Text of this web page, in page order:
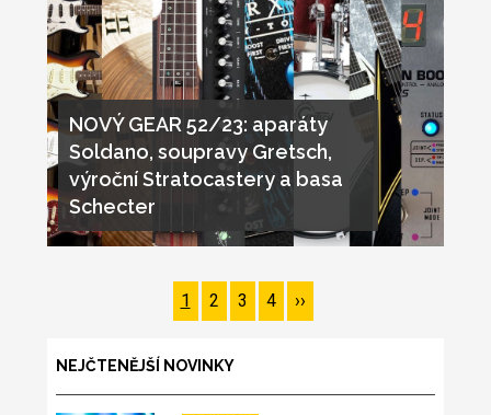
NOVÝ GEAR 52/23: aparáty
Soldano, soupravy Gretsch,
výroční Stratocastery a basa
Schecter
Pagination
Page
1 Page
2 Page
3 Page
4
Následující
stránka
››
NEJČTENĚJŠÍ NOVINKY